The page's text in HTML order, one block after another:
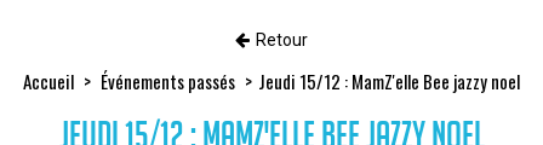
Retour
Accueil Événements passés Jeudi 15/12 : MamZ'elle Bee jazzy noel
Jeudi 15/12 : MamZ'elle Bee jazzy noel